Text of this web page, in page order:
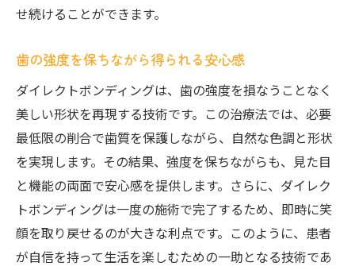
せ続けることができます。
歯の強度を保ちながら得られる安心感
ダイレクトボンディングは、歯の強度を損なうことなく
美しい形状を再現する技術です。この治療法では、必要
最低限の削合で歯質を保護しながら、自然な色調と形状
を実現します。その結果、強度を保ちながらも、見た目
と機能の両面で安心感を提供します。さらに、ダイレク
トボンディングは一度の施術で完了するため、即時に笑
顔を取り戻せるのが大きな利点です。このように、患者
が自信を持って生活を楽しむための一助となる技術であ